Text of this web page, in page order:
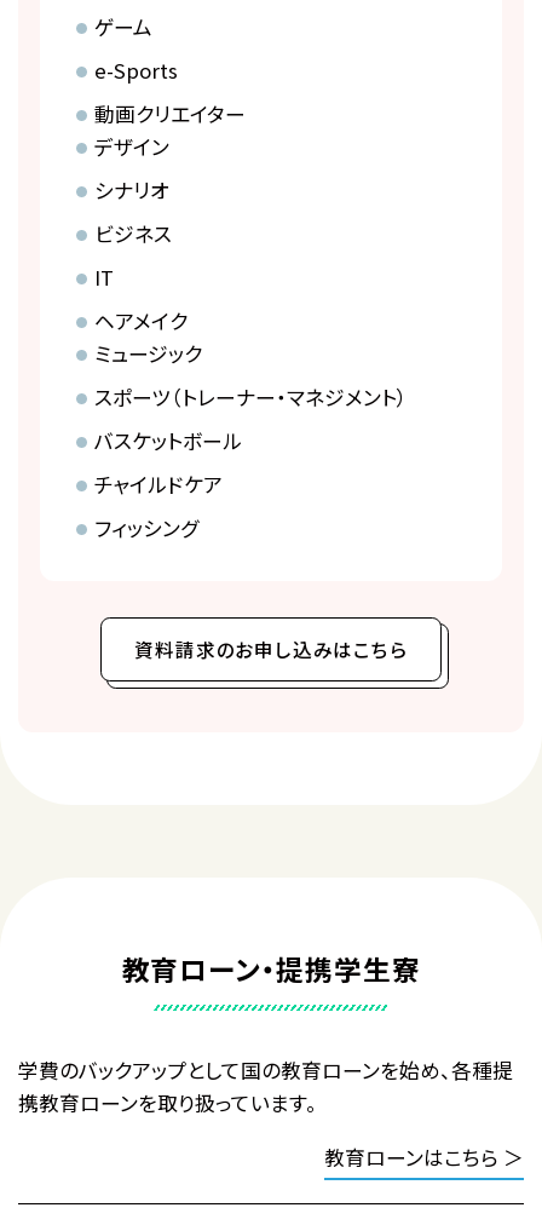
ゲーム
e-Sports
動画クリエイター
デザイン
シナリオ
ビジネス
IT
ヘアメイク
ミュージック
スポーツ（トレーナー・マネジメント）
バスケットボール
チャイルドケア
フィッシング
資料請求のお申し込みはこちら
教育ローン・提携学生寮
学費のバックアップとして国の教育ローンを始め、各種提
携教育ローンを取り扱っています。
教育ローンはこちら ＞